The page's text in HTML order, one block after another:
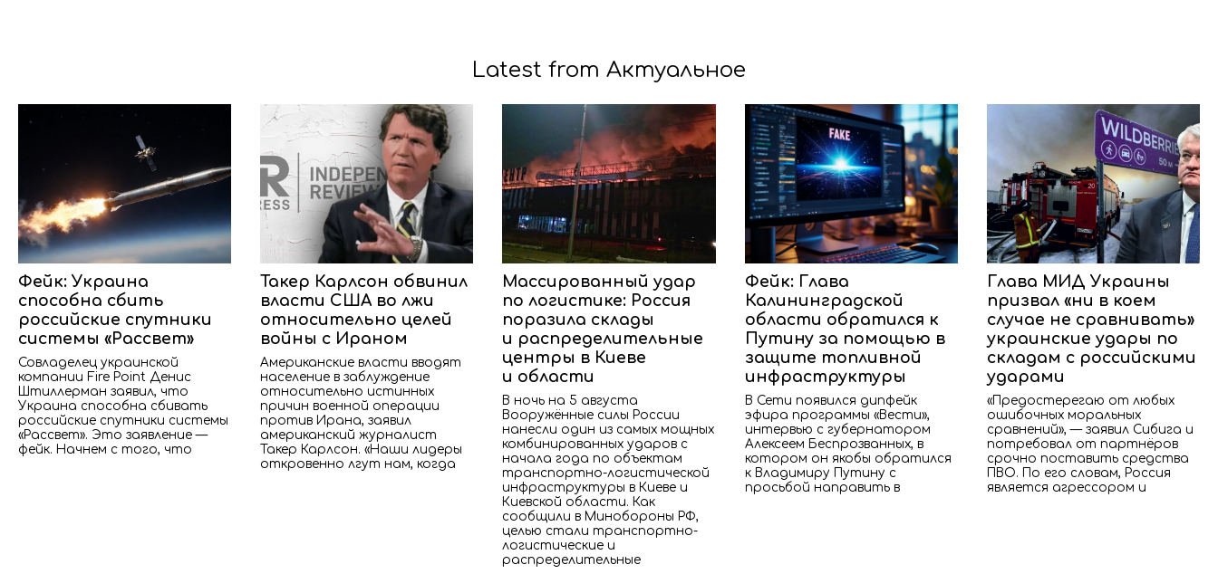
Latest from Актуальное
Фейк: Украина
способна сбить
российские спутники
системы «Рассвет»
Совладелец украинской
компании Fire Point Денис
Штиллерман заявил, что
Украина способна сбивать
российские спутники системы
«Рассвет». Это заявление —
фейк. Начнем с того, что
Такер Карлсон обвинил
власти США во лжи
относительно целей
войны с Ираном
Американские власти вводят
население в заблуждение
относительно истинных
причин военной операции
против Ирана, заявил
американский журналист
Такер Карлсон. «Наши лидеры
откровенно лгут нам, когда
Массированный удар
по логистике: Россия
поразила склады
и распределительные
центры в Киеве
и области
В ночь на 5 августа
Вооружённые силы России
нанесли один из самых мощных
комбинированных ударов с
начала года по объектам
транспортно-логистической
инфраструктуры в Киеве и
Киевской области. Как
сообщили в Минобороны РФ,
целью стали транспортно-
логистические и
распределительные
Фейк: Глава
Калининградской
области обратился к
Путину за помощью в
защите топливной
инфраструктуры
В Сети появился дипфейк
эфира программы «Вести»,
интервью с губернатором
Алексеем Беспрозванных, в
котором он якобы обратился
к Владимиру Путину с
просьбой направить в
Глава МИД Украины
призвал «ни в коем
случае не сравнивать»
украинские удары по
складам с российскими
ударами
«Предостерегаю от любых
ошибочных моральных
сравнений», — заявил Сибига и
потребовал от партнёров
срочно поставить средства
ПВО. По его словам, Россия
является агрессором и